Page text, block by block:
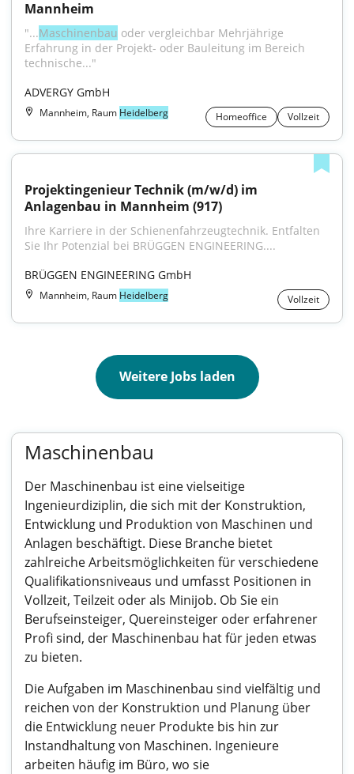
Mannheim
"...Maschinenbau oder vergleichbar Mehrjährige
Erfahrung in der Projekt- oder Bauleitung im Bereich
technische..."
ADVERGY GmbH
Mannheim, Raum Heidelberg Homeoffice Vollzeit
Projektingenieur Technik (m/w/d) im
Anlagenbau in Mannheim (917)
Ihre Karriere in der Schienenfahrzeugtechnik. Entfalten
Sie Ihr Potenzial bei BRÜGGEN ENGINEERING....
BRÜGGEN ENGINEERING GmbH
Mannheim, Raum Heidelberg Vollzeit
Weitere Jobs laden
Maschinenbau
Der Maschinenbau ist eine vielseitige
Ingenieurdiziplin, die sich mit der Konstruktion,
Entwicklung und Produktion von Maschinen und
Anlagen beschäftigt. Diese Branche bietet
zahlreiche Arbeitsmöglichkeiten für verschiedene
Qualifikationsniveaus und umfasst Positionen in
Vollzeit, Teilzeit oder als Minijob. Ob Sie ein
Berufseinsteiger, Quereinsteiger oder erfahrener
Profi sind, der Maschinenbau hat für jeden etwas
zu bieten.
Die Aufgaben im Maschinenbau sind vielfältig und
reichen von der Konstruktion und Planung über
die Entwicklung neuer Produkte bis hin zur
Instandhaltung von Maschinen. Ingenieure
arbeiten häufig im Büro, wo sie